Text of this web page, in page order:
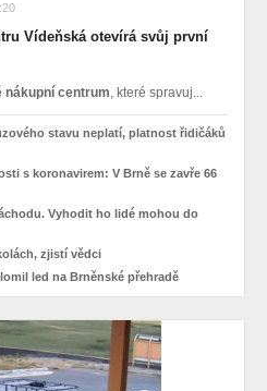
Vídeňská otevírá svůj první
nákupní centrum, které spravuj...
stavu neplatí, platnost řidičáků
s koronavirem: V Brně se zavře 66
Vyhodit ho lidé mohou do
zjistí vědci
led na Brněnské přehradě